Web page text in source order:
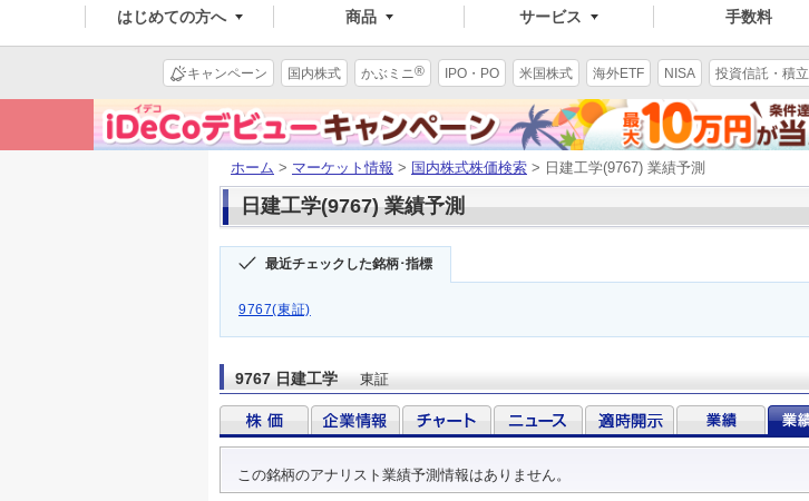
はじめての方へ 商品 サービス 手数料
キャンペーン 国内株式 かぶミニ® IPO・PO 米国株式 海外ETF NISA 投資信託・積立
ホーム > マーケット情報 > 国内株式株価検索 > 日建工学(9767) 業績予測
日建工学(9767) 業績予測
最近チェックした銘柄･指標
9767(東証)
9767 日建工学 東証